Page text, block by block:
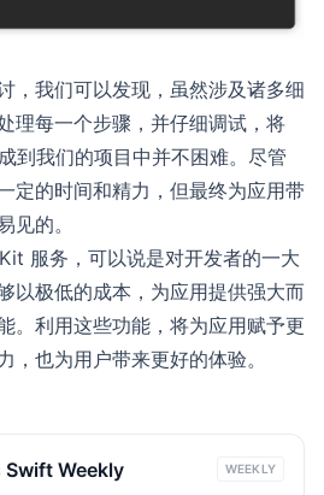
，我们可以发现，虽然涉及诸多细
理每一个步骤，并仔细调试，将
到我们的项目中并不困难。尽管
定的时间和精力，但最终为应用带
见的。
服务，可以说是对开发者的一大
以极低的成本，为应用提供强大而
。利用这些功能，将为应用赋予更
，也为用户带来更好的体验。
Swift Weekly WEEKLY